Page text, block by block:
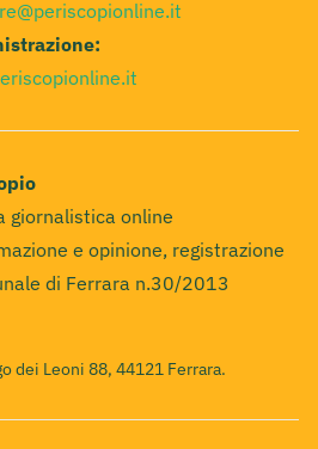
giornalistica online
e opinione, registrazione
di Ferrara n.30/2013
dei Leoni 88, 44121 Ferrara.